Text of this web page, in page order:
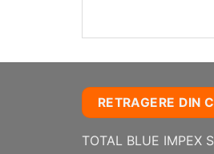
RETRAGERE DIN
TOTAL BLUE IMPEX